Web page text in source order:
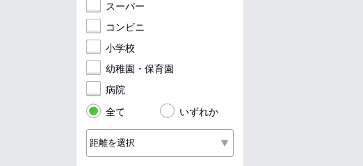
スーパー
コンビニ
小学校
幼稚園・保育園
病院
全て
いずれか